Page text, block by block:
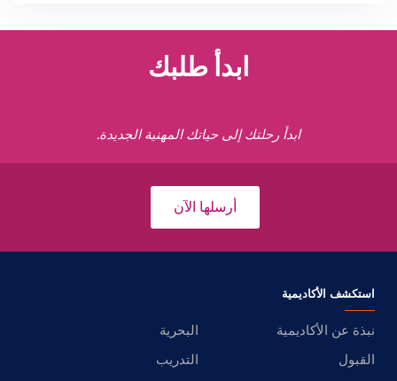
ابدأ طلبك
ابدأ رحلتك إلى حياتك المهنية الجديدة.
أرسلها الآن
استكشف الأكاديمية
نبذة عن الأكاديمية
البحرية
القبول
التدريب